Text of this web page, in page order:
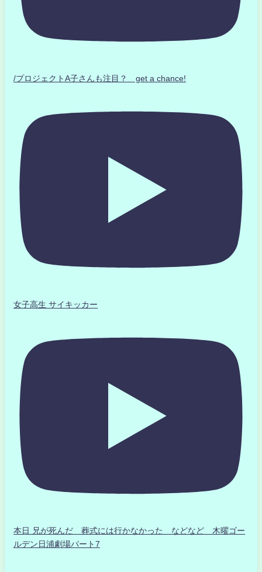
/プロジェクトA子さんも注目？ get a chance!
女子高生 サイキッカー
本日 兄が死んだ 葬式には行かなかった などなど 木曜ゴー
ルデン日浦劇場パート7